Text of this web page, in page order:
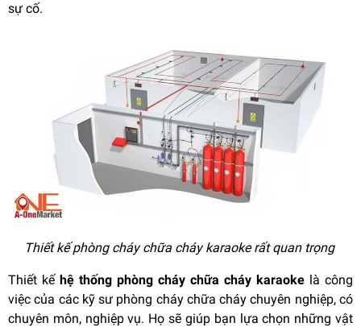
sự cố.
Thiết kế phòng cháy chữa cháy karaoke rất quan trọng
Thiết kếhệ thống phòng cháy chữa cháy karaoke là công
việc của các kỹ sư phòng cháy chữa cháy chuyên nghiệp, có
chuyên môn, nghiệp vụ. Họ sẽ giúp bạn lựa chọn những vật